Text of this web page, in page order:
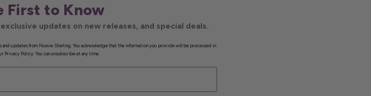
First to Know
updates on new releases, and special deals.
updates from Nueve Sterling. You acknowledge that the information you provide will be processed in
Privacy Policy. You can unsubscribe at any time.